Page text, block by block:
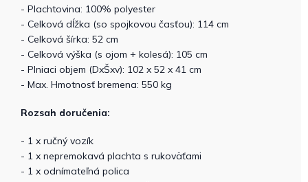
- Plachtovina: 100% polyester
- Celková dĺžka (so spojkovou časťou): 114 cm
- Celková šírka: 52 cm
- Celková výška (s ojom + kolesá): 105 cm
- Plniaci objem (DxŠxv): 102 x 52 x 41 cm
- Max. Hmotnosť bremena: 550 kg
Rozsah doručenia:
- 1 x ručný vozík
- 1 x nepremokavá plachta s rukoväťami
- 1 x odnímateľná polica